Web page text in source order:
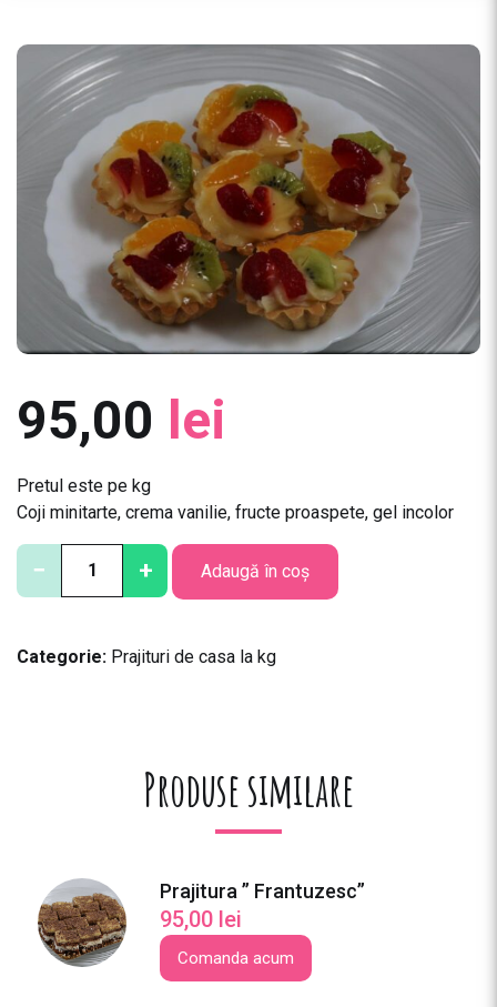
95,00 lei
Pretul este pe kg
Coji minitarte, crema vanilie, fructe proaspete, gel incolor
C
i
− + Adaugă în coș
Categorie: Prajituri de casa la kg
Produse similare
Prajitura ” Frantuzesc”
95,00 lei
Comanda acum